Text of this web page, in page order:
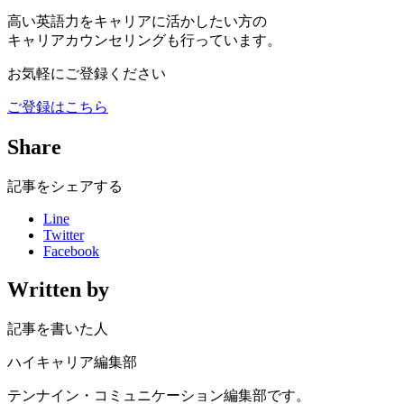
高い英語力をキャリアに活かしたい方の
キャリアカウンセリングも行っています。
お気軽にご登録ください
ご登録はこちら
Share
記事をシェアする
Line
Twitter
Facebook
Written by
記事を書いた人
ハイキャリア編集部
テンナイン・コミュニケーション編集部です。